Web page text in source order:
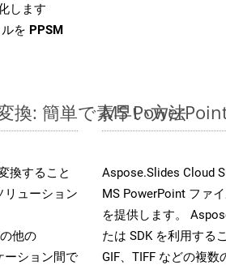
します
を PPSM
換: 簡単で素早い方法
換すること
リューション
他の
ーション間で
MS
Aspose.Slides Cloud
MS PowerPoint ファ
を提供します。
たは SDK を利用する
GIF、TIFF などの複数